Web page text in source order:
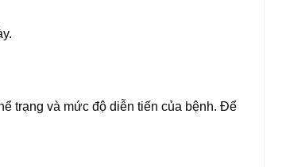
trạng và mức độ diễn tiến của bệnh. Để